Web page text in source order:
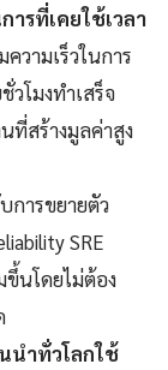
ารที่เคยใช้เวลา
ความเร็วในการ
วโมงทำเสร็จ
ที่สร้างมูลค่าสูง
การขยายตัว
SRE
นโดยไม่ต้อง
นำทั่วโลกใช้